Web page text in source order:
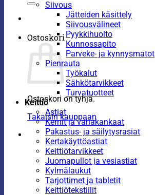
Ostoskori
Ostoskori on tyhjä.
Takaisin kauppaan
Siivous
Jätteiden käsittely
Siivousvälineet
Pyykkihuolto
Kunnossapito
Parveke- ja kynnysmatot
Pienrauta
Työkalut
Sähkötarvikkeet
Turvatuotteet
Keittiö
Astiat
Kernit ja vahakankaat
Pakastus- ja säilytysrasiat
Kertakäyttöastiat
Keittiötarvikkeet
Juomapullot ja vesiastiat
Kylmälaukut
Tarjottimet ja tabletit
Keittiötekstiilit